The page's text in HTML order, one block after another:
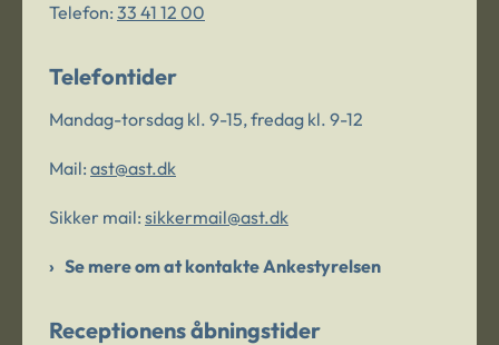
Telefon: 33 41 12 00
Telefontider
Mandag-torsdag kl. 9-15, fredag kl. 9-12
Mail: ast@ast.dk
Sikker mail: sikkermail@ast.dk
Se mere om at kontakte Ankestyrelsen
Receptionens åbningstider